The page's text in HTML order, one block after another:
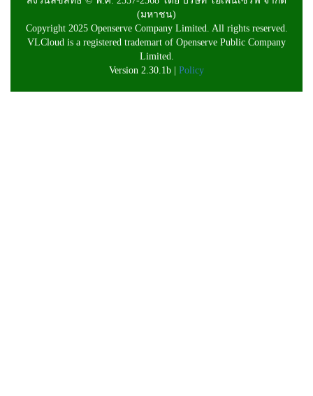
(มหาชน)
Copyright 2025 Openserve Company Limited. All rights reserved.
VLCloud is a registered trademart of Openserve Public Company
Limited.
Version 2.30.1b | Policy